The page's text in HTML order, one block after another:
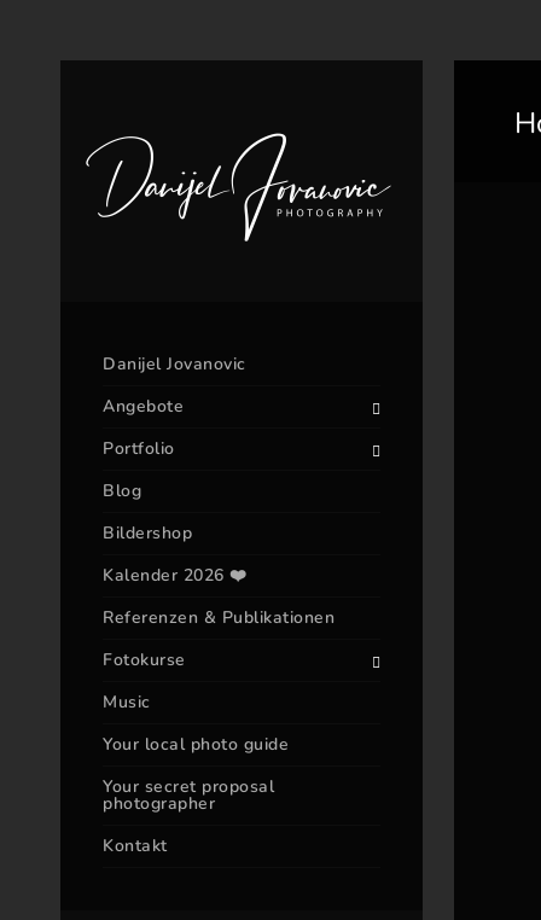
Danijel Jovanovic
Angebote
Portfolio
Blog
Bildershop
Kalender 2026 ❤️
Referenzen & Publikationen
Fotokurse
Music
Your local photo guide
Your secret proposal
photographer
Kontakt